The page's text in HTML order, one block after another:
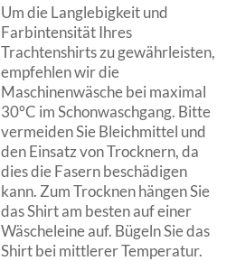
Um die Langlebigkeit und
Farbintensität Ihres
Trachtenshirts zu gewährleisten,
empfehlen wir die
Maschinenwäsche bei maximal
30°C im Schonwaschgang. Bitte
vermeiden Sie Bleichmittel und
den Einsatz von Trocknern, da
dies die Fasern beschädigen
kann. Zum Trocknen hängen Sie
das Shirt am besten auf einer
Wäscheleine auf. Bügeln Sie das
Shirt bei mittlerer Temperatur.